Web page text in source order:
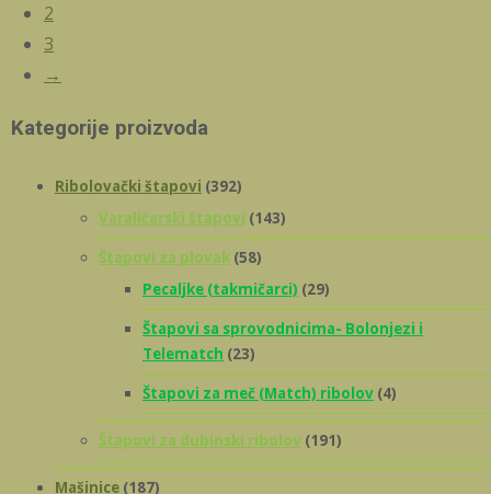
2
3
→
Kategorije proizvoda
Ribolovački štapovi (392)
Varaličarski štapovi (143)
Štapovi za plovak (58)
Pecaljke (takmičarci) (29)
Štapovi sa sprovodnicima- Bolonjezi i
Telematch (23)
Štapovi za meč (Match) ribolov (4)
Štapovi za dubinski ribolov (191)
Mašinice (187)